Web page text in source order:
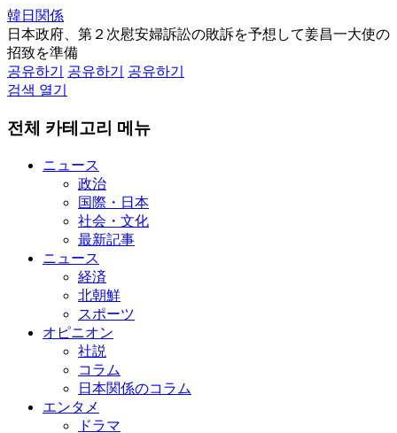
韓日関係
日本政府、第２次慰安婦訴訟の敗訴を予想して姜昌一大使の
招致を準備
공유하기
공유하기
공유하기
검색 열기
전체 카테고리 메뉴
ニュース
政治
国際・日本
社会・文化
最新記事
ニュース
経済
北朝鮮
スポーツ
オピニオン
社説
コラム
日本関係のコラム
エンタメ
ドラマ